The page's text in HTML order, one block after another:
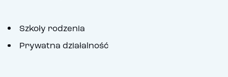
Szkoły rodzenia
Prywatna działalność